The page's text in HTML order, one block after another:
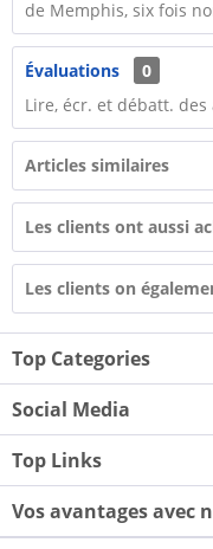
de Memphis, six fois
Évaluations
0
Lire, écr. et débatt. des
Articles similaires
Les clients ont aussi
Les clients on
Top Categories
Social Media
Top Links
Vos avantages avec